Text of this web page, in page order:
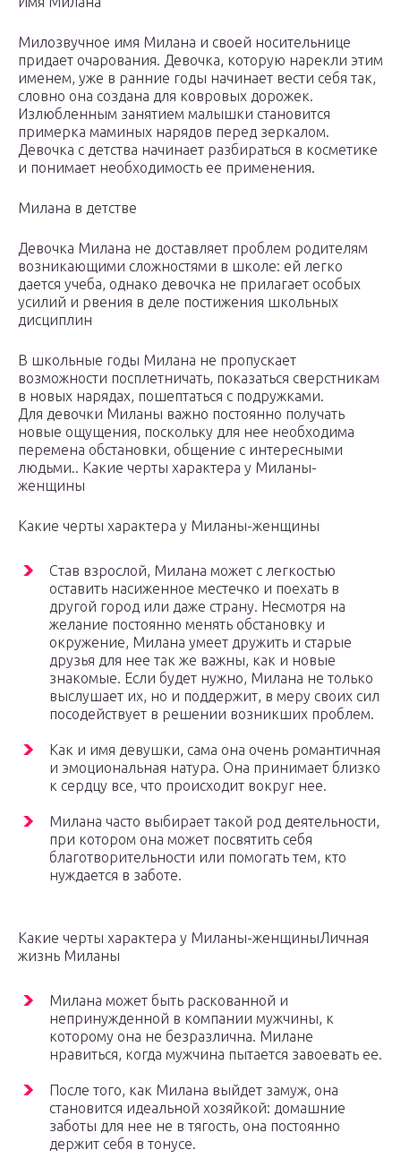
Милозвучное имя Милана и своей носительнице
придает очарования. Девочка, которую нарекли этим
именем, уже в ранние годы начинает вести себя так,
словно она создана для ковровых дорожек.
Излюбленным занятием малышки становится
примерка маминых нарядов перед зеркалом.
Девочка с детства начинает разбираться в косметике
и понимает необходимость ее применения.
Милана в детстве
Девочка Милана не доставляет проблем родителям
возникающими сложностями в школе: ей легко
дается учеба, однако девочка не прилагает особых
усилий и рвения в деле постижения школьных
дисциплин
В школьные годы Милана не пропускает
возможности посплетничать, показаться сверстникам
в новых нарядах, пошептаться с подружками.
Для девочки Миланы важно постоянно получать
новые ощущения, поскольку для нее необходима
перемена обстановки, общение с интересными
людьми.. Какие черты характера у Миланы-
женщины
Какие черты характера у Миланы-женщины
Став взрослой, Милана может с легкостью
оставить насиженное местечко и поехать в
другой город или даже страну. Несмотря на
желание постоянно менять обстановку и
окружение, Милана умеет дружить и старые
друзья для нее так же важны, как и новые
знакомые. Если будет нужно, Милана не только
выслушает их, но и поддержит, в меру своих сил
посодействует в решении возникших проблем.
Как и имя девушки, сама она очень романтичная
и эмоциональная натура. Она принимает близко
к сердцу все, что происходит вокруг нее.
Милана часто выбирает такой род деятельности,
при котором она может посвятить себя
благотворительности или помогать тем, кто
нуждается в заботе.
Какие черты характера у Миланы-женщиныЛичная
жизнь Миланы
Милана может быть раскованной и
непринужденной в компании мужчины, к
которому она не безразлична. Милане
нравиться, когда мужчина пытается завоевать ее.
После того, как Милана выйдет замуж, она
становится идеальной хозяйкой: домашние
заботы для нее не в тягость, она постоянно
держит себя в тонусе.